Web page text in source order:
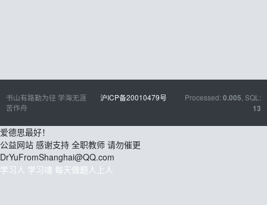
书山有路勤为径 学海无涯
苦作舟
沪ICP备20010479号 Processed: 0.005 , SQL:
13
爱德思最好！
公益网站 感谢支持 全职教师 请勿催更
DrYuFromShanghai@QQ.com
学习人 学习魂 每天做题人上人